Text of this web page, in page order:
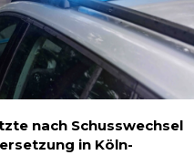
nach Schusswechsel
in Köln-